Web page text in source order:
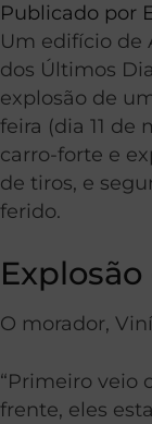
Publicado por
Um edifício de
dos Últimos
explosão de
feira (dia 11 de
carro-forte e
de tiros, e
ferido.
O morador,
“Primeiro veio
frente, eles